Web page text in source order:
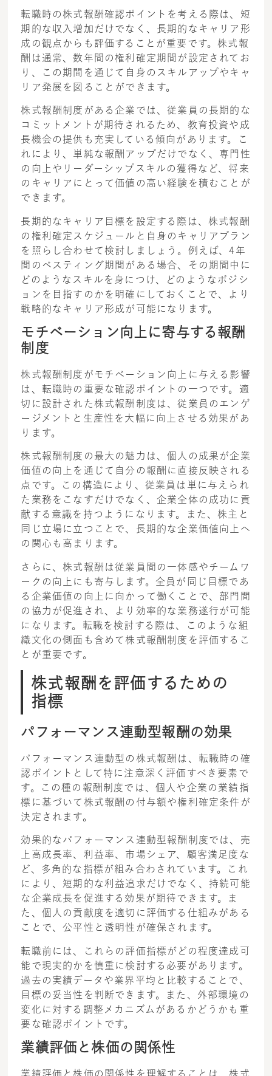
転職時の株式報酬確認ポイントを考える際は、短
期的な収入増加だけでなく、長期的なキャリア形
成の観点からも評価することが重要です。株式報
酬は通常、数年間の権利確定期間が設定されてお
り、この期間を通じて自身のスキルアップやキャ
リア発展を図ることができます。
株式報酬制度がある企業では、従業員の長期的な
コミットメントが期待されるため、教育投資や成
長機会の提供も充実している傾向があります。こ
れにより、単純な報酬アップだけでなく、専門性
の向上やリーダーシップスキルの獲得など、将来
のキャリアにとって価値の高い経験を積むことが
できます。
長期的なキャリア目標を設定する際は、株式報酬
の権利確定スケジュールと自身のキャリアプラン
を照らし合わせて検討しましょう。例えば、4年
間のベスティング期間がある場合、その期間中に
どのようなスキルを身につけ、どのようなポジシ
ョンを目指すのかを明確にしておくことで、より
戦略的なキャリア形成が可能になります。
モチベーション向上に寄与する報酬
制度
株式報酬制度がモチベーション向上に与える影響
は、転職時の重要な確認ポイントの一つです。適
切に設計された株式報酬制度は、従業員のエンゲ
ージメントと生産性を大幅に向上させる効果があ
ります。
株式報酬制度の最大の魅力は、個人の成果が企業
価値の向上を通じて自分の報酬に直接反映される
点です。この構造により、従業員は単に与えられ
た業務をこなすだけでなく、企業全体の成功に貢
献する意識を持つようになります。また、株主と
同じ立場に立つことで、長期的な企業価値向上へ
の関心も高まります。
さらに、株式報酬は従業員間の一体感やチームワ
ークの向上にも寄与します。全員が同じ目標であ
る企業価値の向上に向かって働くことで、部門間
の協力が促進され、より効率的な業務遂行が可能
になります。転職を検討する際は、このような組
織文化の側面も含めて株式報酬制度を評価するこ
とが重要です。
株式報酬を評価するための
指標
パフォーマンス連動型報酬の効果
パフォーマンス連動型の株式報酬は、転職時の確
認ポイントとして特に注意深く評価すべき要素で
す。この種の報酬制度では、個人や企業の業績指
標に基づいて株式報酬の付与額や権利確定条件が
決定されます。
効果的なパフォーマンス連動型報酬制度では、売
上高成長率、利益率、市場シェア、顧客満足度な
ど、多角的な指標が組み合わされています。これ
により、短期的な利益追求だけでなく、持続可能
な企業成長を促進する効果が期待できます。ま
た、個人の貢献度を適切に評価する仕組みがある
ことで、公平性と透明性が確保されます。
転職前には、これらの評価指標がどの程度達成可
能で現実的かを慎重に検討する必要があります。
過去の実績データや業界平均と比較することで、
目標の妥当性を判断できます。また、外部環境の
変化に対する調整メカニズムがあるかどうかも重
要な確認ポイントです。
業績評価と株価の関係性
業績評価と株価の関係性を理解することは、株式